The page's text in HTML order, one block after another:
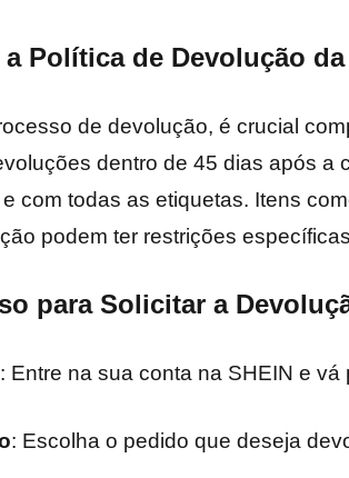
Política de Devolução da
de devolução, é crucial
dentro de 45 dias após a
com todas as etiquetas. Itens
podem ter restrições
para Solicitar a
: Entre na sua conta na SHEIN e vá
: Escolha o pedido que deseja